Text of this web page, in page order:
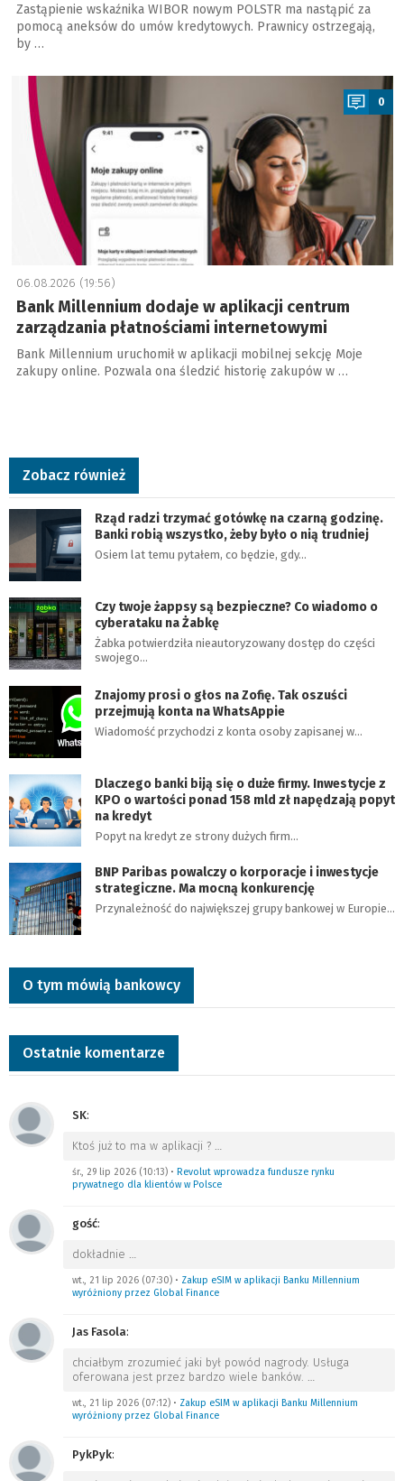
Zastąpienie wskaźnika WIBOR nowym POLSTR ma nastąpić za
pomocą aneksów do umów kredytowych. Prawnicy ostrzegają,
by …
0
06.08.2026 (19:56)
Bank Millennium dodaje w aplikacji centrum
zarządzania płatnościami internetowymi
Bank Millennium uruchomił w aplikacji mobilnej sekcję Moje
zakupy online. Pozwala ona śledzić historię zakupów w …
Zobacz również
Rząd radzi trzymać gotówkę na czarną godzinę.
Banki robią wszystko, żeby było o nią trudniej
Osiem lat temu pytałem, co będzie, gdy…
Czy twoje żappsy są bezpieczne? Co wiadomo o
cyberataku na Żabkę
Żabka potwierdziła nieautoryzowany dostęp do części
swojego…
Znajomy prosi o głos na Zofię. Tak oszuści
przejmują konta na WhatsAppie
Wiadomość przychodzi z konta osoby zapisanej w…
Dlaczego banki biją się o duże firmy. Inwestycje z
KPO o wartości ponad 158 mld zł napędzają popyt
na kredyt
Popyt na kredyt ze strony dużych firm…
BNP Paribas powalczy o korporacje i inwestycje
strategiczne. Ma mocną konkurencję
Przynależność do największej grupy bankowej w Europie…
O tym mówią bankowcy
Ostatnie komentarze
SK:
Ktoś już to ma w aplikacji ?
śr., 29 lip 2026 (10:13) • Revolut wprowadza fundusze rynku
prywatnego dla klientów w Polsce
gość:
dokładnie
wt., 21 lip 2026 (07:30) • Zakup eSIM w aplikacji Banku Millennium
wyróżniony przez Global Finance
Jas Fasola:
chciałbym zrozumieć jaki był powód nagrody. Usługa
oferowana jest przez bardzo wiele banków.
wt., 21 lip 2026 (07:12) • Zakup eSIM w aplikacji Banku Millennium
wyróżniony przez Global Finance
PykPyk: